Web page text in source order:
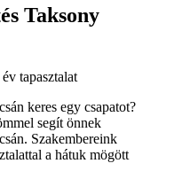
Taksony
tapasztalat
keres egy csapatot?
segít önnek
Szakembereink
a hátuk mögött